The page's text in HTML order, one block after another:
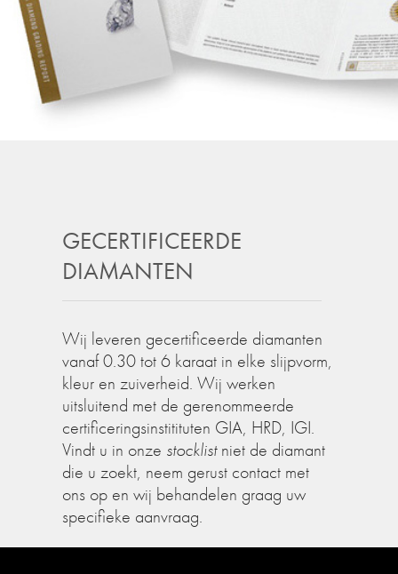
GECERTIFICEERDE
DIAMANTEN
Wij leveren gecertificeerde diamanten
vanaf 0.30 tot 6 karaat in elke slijpvorm,
kleur en zuiverheid. Wij werken
uitsluitend met de gerenommeerde
certificeringsinstitituten GIA, HRD, IGI.
Vindt u in onze stocklistniet de diamant
die u zoekt, neem gerust contact met
ons op en wij behandelen graag uw
specifieke aanvraag.